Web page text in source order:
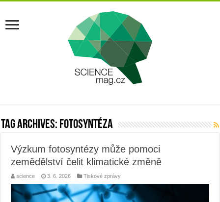
Tag Archives: fotosyntéza
Výzkum fotosyntézy může pomoci
zemědělství čelit klimatické změně
science 3. 6. 2026 Tiskové zprávy